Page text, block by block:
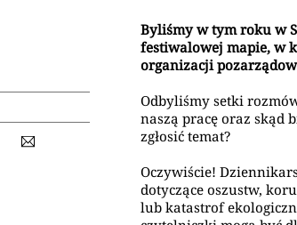
Byliśmy w tym roku w
festiwalowej mapie, w
organizacji
Odbyliśmy setki
naszą pracę oraz skąd
zgłosić temat?
Oczywiście!
dotyczące oszustw,
lub katastrof